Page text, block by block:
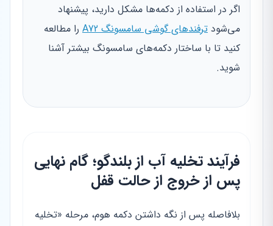
اگر در استفاده از دکمه‌ها مشکل دارید، پیشنهاد
می‌شود ترفندهای گوشی سامسونگ A72
را مطالعه
کنید تا با ساختار دکمه‌های سامسونگ بیشتر آشنا
شوید.
فرآیند تخلیه آب از بلندگو؛ گام نهایی
پس از خروج از حالت قفل
بلافاصله پس از نگه داشتن دکمه هوم، مرحله «تخلیه